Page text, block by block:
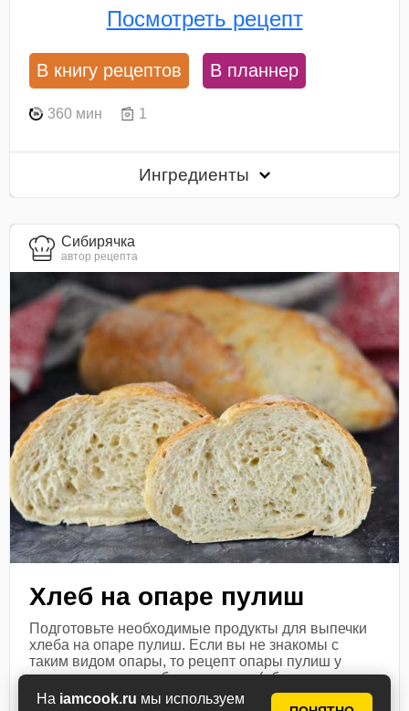
На iamcook.ru мы используем
Посмотреть рецепт
В книгу рецептов В планнер
360 мин 1
Ингредиенты
Сибирячка
автор рецепта
Хлеб на опаре пулиш
Подготовьте необходимые продукты для выпечки
хлеба на опаре пулиш. Если вы не знакомы с
таким видом опары, то рецепт опары пулиш у
меня описан подробно в деталях (обязательно
перейдите...